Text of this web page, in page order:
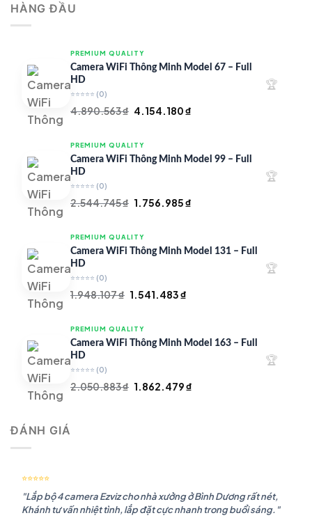
HÀNG ĐẦU
PREMIUM QUALITY
Camera WiFi Thông Minh Model 67 – Full
HD
⭐⭐⭐⭐⭐ (0)
4.890.563₫ Giá
là:
4.890.563 ₫.
4.154.180₫
là:
🏆
PREMIUM QUALITY
Camera WiFi Thông Minh Model 99 – Full
HD
⭐⭐⭐⭐⭐ (0)
2.544.745₫ Giá
là:
2.544.745 ₫.
1.756.985₫
là:
🏆
PREMIUM QUALITY
Camera WiFi Thông Minh Model 131 – Full
HD
⭐⭐⭐⭐⭐ (0)
1.948.107₫ Giá
là:
1.948.107 ₫.
1.541.483₫
là:
🏆
PREMIUM QUALITY
Camera WiFi Thông Minh Model 163 – Full
HD
⭐⭐⭐⭐⭐ (0)
2.050.883₫ Giá
1.862.479₫
🏆
ĐÁNH GIÁ
⭐⭐⭐⭐⭐
"Lắp bộ 4 camera Ezviz cho nhà xưởng ở Bình Dương rất nét,
Khánh tư vấn nhiệt tình, lắp đặt cực nhanh trong buổi sáng."